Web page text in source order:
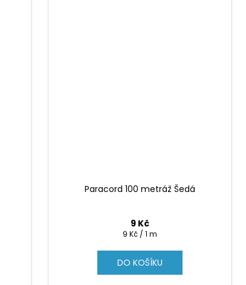
Paracord 100 metráž Šedá
9 Kč
Měrná
9 Kč / 1 m
DO KOŠÍKU